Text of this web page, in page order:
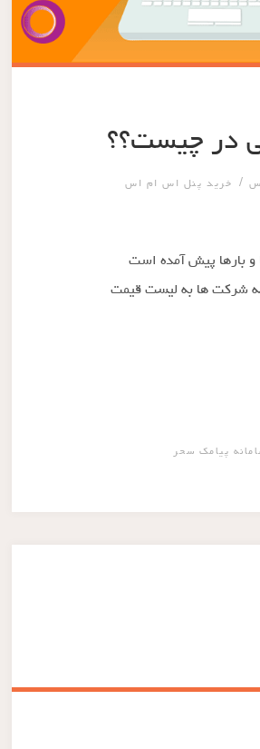
در چیست؟؟
/ خرید پنل اس ام اس
و بارها پیش آمده است
شرکت ها به لیست قیمت
پیامک سحر